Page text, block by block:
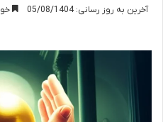
آخرین به روز رسانی: 05/08/1404